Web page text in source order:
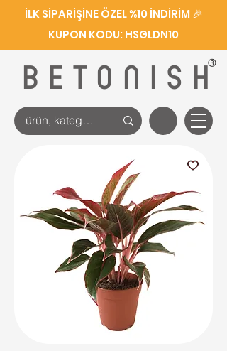
BETONISH
®
İLK SİPARİŞİNE ÖZEL %10 İNDİRİM 🎉
KUPON KODU: HSGLDN10